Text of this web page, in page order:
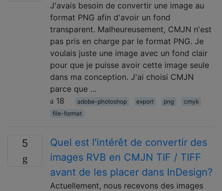
J'avais besoin de convertir une image au
format PNG afin d'avoir un fond
transparent. Malheureusement, CMJN n'est
pas pris en charge par le format PNG. Je
voulais juste une image avec un fond clair
pour que je puisse avoir cette image seule
dans ma conception. J'ai choisi CMJN
parce que …
18
adobe-photoshop export png
cmyk
file-format
5
Quel est l'intérêt de convertir des
images RVB en CMJN TIF / TIFF
avant de les placer dans InDesign?
Actuellement, nous recevons des images